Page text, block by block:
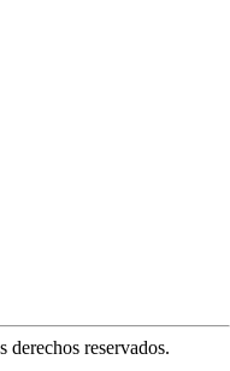
reservados.